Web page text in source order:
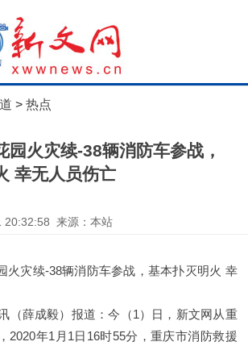
>热点
园火灾续-38辆消防车参战，
幸无人员伤亡
20:32:58 来源：本站
火灾续-38辆消防车参战，基本扑灭明火 幸
（薛成毅）报道：今（1）日，新文网从重
2020年1月1日16时55分，重庆市消防救援